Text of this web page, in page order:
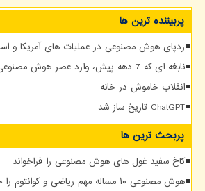
پربیننده ترین ها
ردپای هوش مصنوعی در عملیات های آمریکا و
نابغه ای که 7 دهه پیش، وارد عصر هوش مصنوعی شد
انقلاب خاموش در خانه
ChatGPT تاریخ ساز شد
پربحث ترین ها
کاخ سفید غول های هوش مصنوعی را فراخواند
هوش مصنوعی ۱۰ مساله مهم ریاضی و کوانتوم را حل کرد